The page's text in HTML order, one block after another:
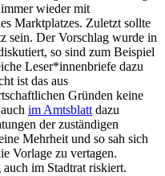
wieder mit
Marktplatzes. Zuletzt sollte
sein. Der Vorschlag wurde in
so sind zum Beispiel
Leser*innenbriefe dazu
ist das aus
Gründen keine
im Amtsblatt dazu
der zuständigen
Mehrheit und so sah sich
Vorlage zu vertagen.
im Stadtrat riskiert.